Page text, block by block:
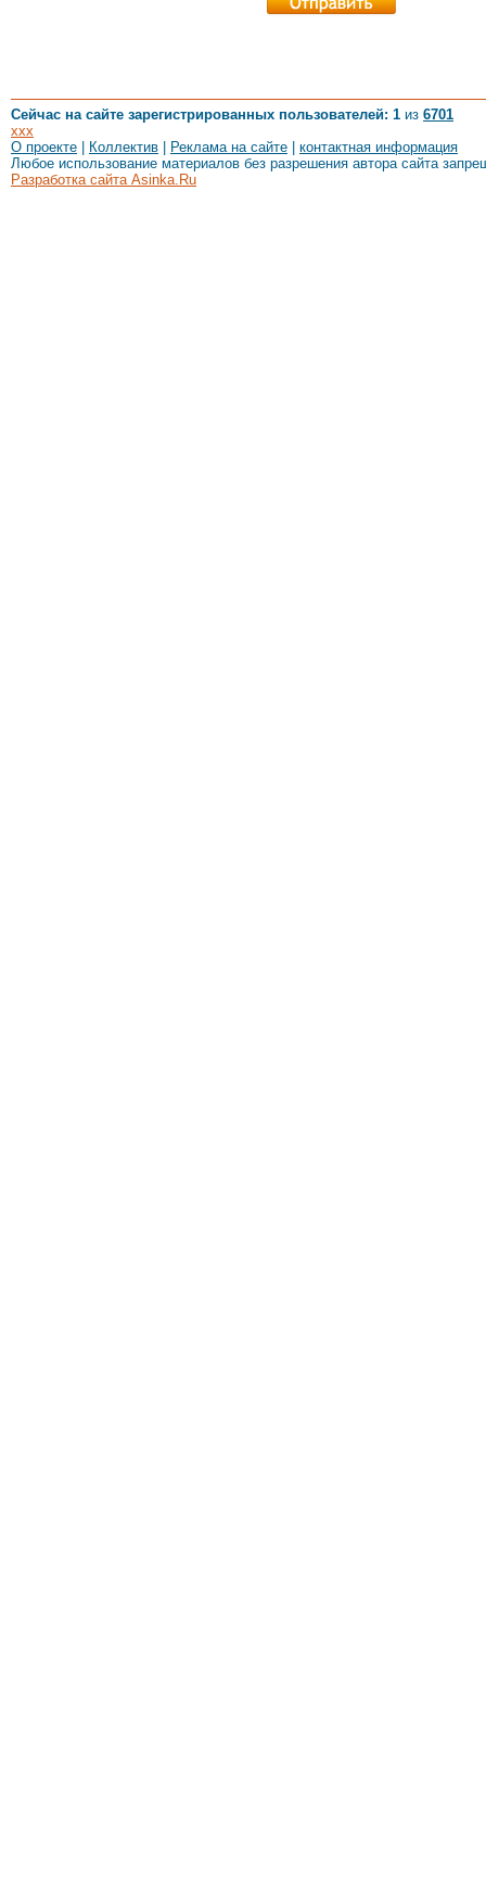
Сейчас на сайте зарегистрированных пользователей: 1 из 6701
xxx
О проекте
Коллектив Реклама на сайте
контактная информация
Любое использование материалов без разрешения автора сайта
Разработка сайта Asinka.Ru